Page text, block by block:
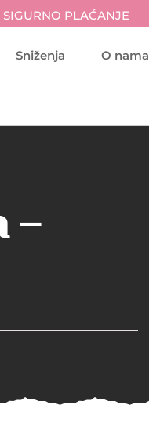
SIGURNO PLAĆANJE
Sniženja O nama
–